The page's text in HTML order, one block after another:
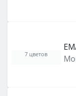
7 цветов